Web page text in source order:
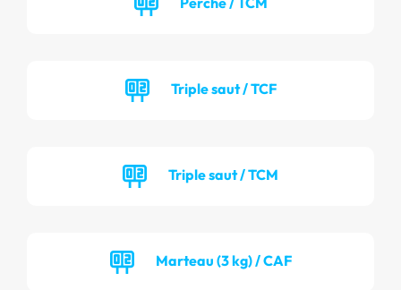
Triple saut / TCF
Triple saut / TCM
Marteau (3 kg) / CAF